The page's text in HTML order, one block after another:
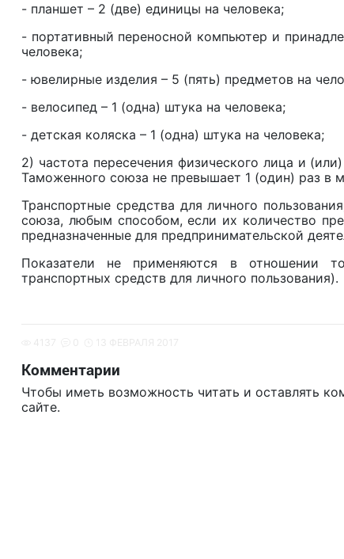
- планшет – 2 (две) единицы на человека;
- портативный переносной компьютер и
человека;
- ювелирные изделия – 5 (пять) предметов на
- велосипед – 1 (одна) штука на человека;
- детская коляска – 1 (одна) штука на человека;
2) частота пересечения физического лица и
Таможенного союза не превышает 1 (один) раз в
Транспортные средства для личного
союза, любым способом, если их количество
предназначенные для предпринимательской
Показатели не применяются в отношении
транспортных средств для личного пользования).
Комментарии
Чтобы иметь возможность читать и оставлять
сайте.